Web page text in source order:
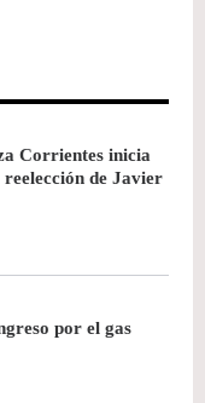
Corrientes inicia
de Javier
por el gas